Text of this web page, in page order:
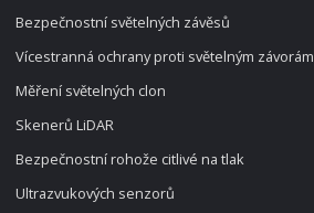
Bezpečnostní světelných závěsů
Vícestranná ochrany proti světelným závorám
Měření světelných clon
Skenerů LiDAR
Bezpečnostní rohože citlivé na tlak
Ultrazvukových senzorů